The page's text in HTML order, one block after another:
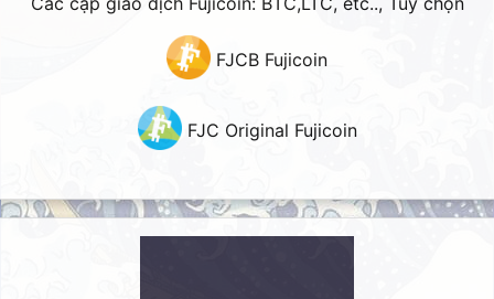
Các cặp giao dịch Fujicoin: BTC,LTC, etc.., Tùy chọn
FJCB Fujicoin
FJC Original Fujicoin